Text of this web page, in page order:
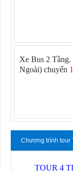
Xe Bus 2
Ngoài) chuyến
Chương trình tour
TOUR 4